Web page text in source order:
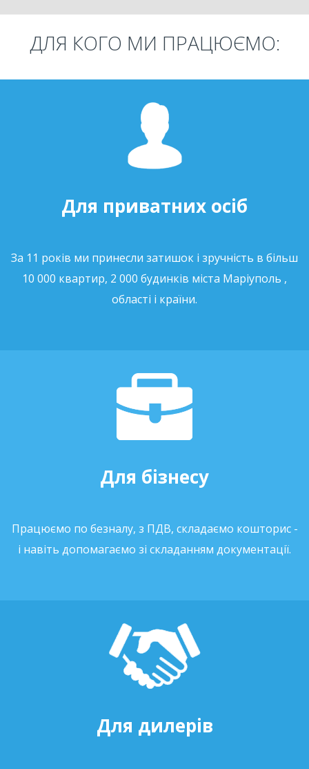
ДЛЯ КОГО МИ ПРАЦЮЄМО:
Для приватних осіб
За 11 років ми принесли затишок і зручність в більш
10 000 квартир, 2 000 будинків міста Маріуполь ,
області і країни.
Для бізнесу
Працюємо по безналу, з ПДВ, складаємо кошторис -
і навіть допомагаємо зі складанням документації.
Для дилерів